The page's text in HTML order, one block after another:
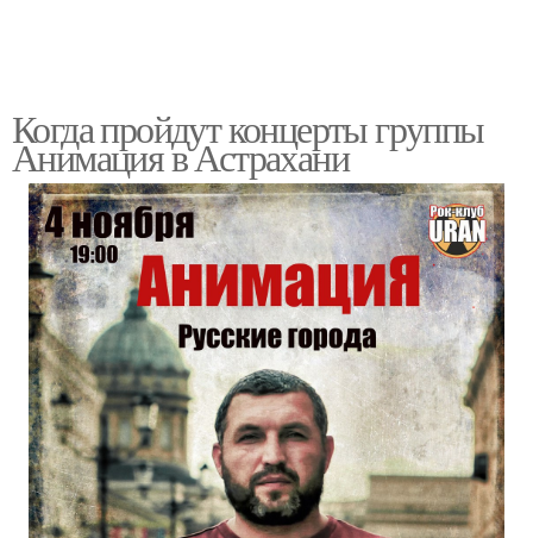
Когда пройдут концерты группы
Анимация в Астрахани